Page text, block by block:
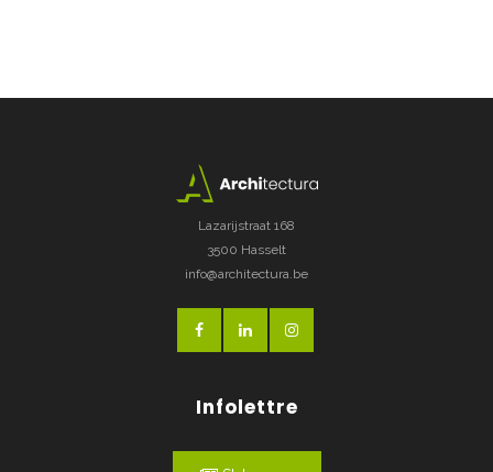
Lazarijstraat 168
3500 Hasselt
info@architectura.be
Infolettre